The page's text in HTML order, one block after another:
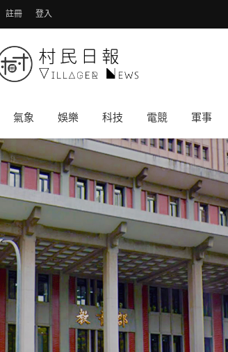
註冊 登入
氣象 娛樂 科技 電競 軍事